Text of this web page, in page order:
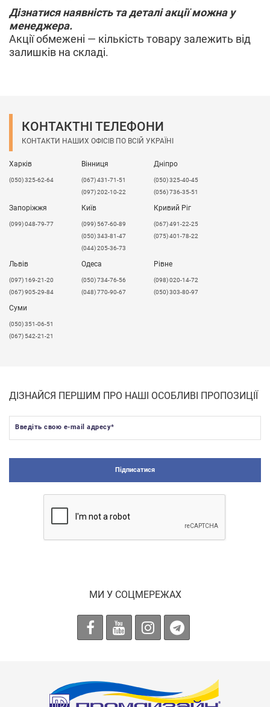
Дізнатися наявність та деталі акції можна у
менеджера.
Акції обмежені — кількість товару залежить від
залишків на складі.
КОНТАКТНІ ТЕЛЕФОНИ
КОНТАКТИ НАШИХ ОФІСІВ ПО ВСІЙ УКРАЇНІ
Харків
(050) 325-62-64
Вінниця
(067) 431-71-51
(097) 202-10-22
Дніпро
(050) 325-40-45
(056) 736-35-51
Запоріжжя
(099) 048-79-77
Київ
(099) 567-60-89
(050) 343-81-47
(044) 205-36-73
Кривий Ріг
(067) 491-22-25
(075) 401-78-22
Львів
​(097) 169-21-20
(067) 905-29-84
Одеса
(050) 734-76-56
(048) 770-90-67
Рівне
(098) 020-14-72
(050) 303-80-97
Суми
(050) 351-06-51
(067) 542-21-21
ДІЗНАЙСЯ ПЕРШИМ ПРО НАШІ ОСОБЛИВІ ПРОПОЗИЦІЇ
Введіть свою e-mail адресу*
Підписатися
МИ У СОЦМЕРЕЖАХ